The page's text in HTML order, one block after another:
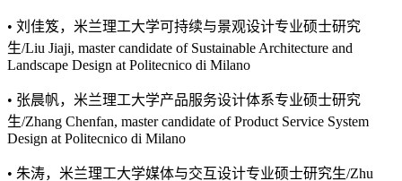
• 刘佳笈，米兰理工大学可持续与景观设计专业硕士研究
生/Liu Jiaji, master candidate of Sustainable Architecture and
Landscape Design at Politecnico di Milano
• 张晨帆，米兰理工大学产品服务设计体系专业硕士研究
生/Zhang Chenfan, master candidate of Product Service System
Design at Politecnico di Milano
• 朱涛，米兰理工大学媒体与交互设计专业硕士研究生/Zhu